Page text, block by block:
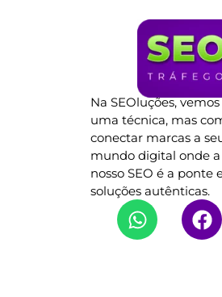
Na SEOluções,
uma técnica, mas
conectar marcas a
mundo digital onde
nosso SEO é a ponte
soluções autênticas.